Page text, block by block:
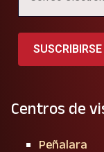
SUSCRIBIRSE
Centros de
Peñalara